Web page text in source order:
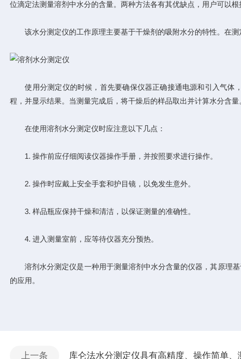
位滴定法测量溶剂中水分的含量。两种方法各有其优缺点，用户可以根
该水分测定仪的工作原理主要基于干燥剂的吸附水分的特性。在测
使用分测定仪的时候，首先要确保仪器正确接通电源和引入气体
程，并显示结果。当测量完成后，将干燥后的样品取出并计算水分含量
在使用溶剂水分测定仪时应注意以下几点：
1. 操作前应仔细阅读仪器操作手册，并按照要求进行操作。
2. 操作时应戴上安全手套和护目镜，以免发生意外。
3. 样品瓶应保持干燥和清洁，以保证测量的准确性。
4. 进入测量室前，应等待仪器充分预热。
溶剂水分测定仪是一种用于测量溶剂中水分含量的仪器，其原理基
的应用。
上一条 库仑法水分测定仪具有高精度、操作简单、